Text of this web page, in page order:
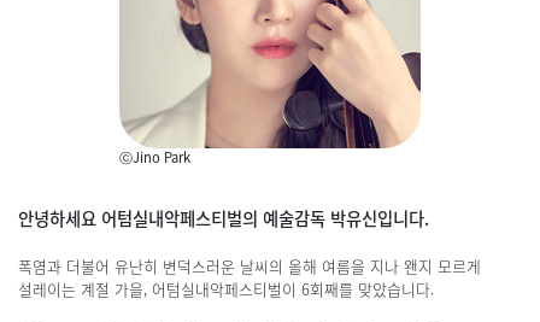
ⓒJino Park
안녕하세요 어텀실내악페스티벌의 예술감독 박유신입니다.
폭염과 더불어 유난히 변덕스러운 날씨의 올해 여름을 지나 왠지 모르게
설레이는 계절 가을, 어텀실내악페스티벌이 6회째를 맞았습니다.